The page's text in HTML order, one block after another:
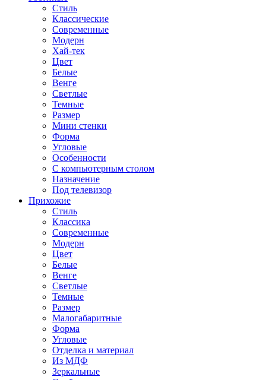
Стиль
Классические
Современные
Модерн
Хай-тек
Цвет
Белые
Венге
Светлые
Темные
Размер
Мини стенки
Форма
Угловые
Особенности
С компьютерным столом
Назначение
Под телевизор
Прихожие
Стиль
Классика
Современные
Модерн
Цвет
Белые
Венге
Светлые
Темные
Размер
Малогабаритные
Форма
Угловые
Отделка и материал
Из МДФ
Зеркальные